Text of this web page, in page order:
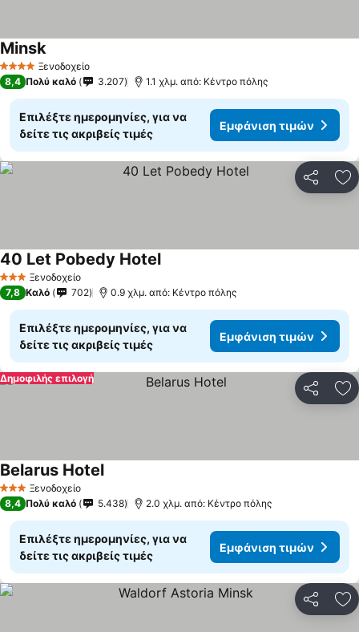
4 ΑστέριαΞενοδοχείο
MinskΕμφάνιση τιμών
8,4 Πολύ καλό 3.207 1.1 χλμ. από: Κέντρο πόλης
Επιλέξτε ημερομηνίες, για να
δείτε τις ακριβείς τιμές
Εμφάνιση τιμών
3 ΑστέριαΞενοδοχείο
40 Let Pobedy HotelΕμφάνιση τιμών
7,8 Καλό 702 0.9 χλμ. από: Κέντρο πόλης
Επιλέξτε ημερομηνίες, για να
δείτε τις ακριβείς τιμές
Εμφάνιση τιμών
Δημοφιλής επιλογή
3 ΑστέριαΞενοδοχείο
Belarus HotelΕμφάνιση τιμών
8,4 Πολύ καλό 5.438 2.0 χλμ. από: Κέντρο πόλης
Επιλέξτε ημερομηνίες, για να
δείτε τις ακριβείς τιμές
Εμφάνιση τιμών